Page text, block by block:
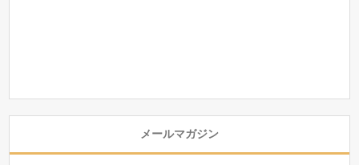
メールマガジン